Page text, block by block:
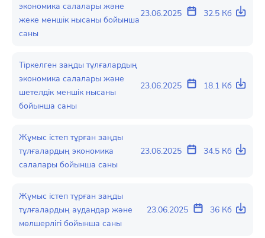
экономика салалары және
жеке меншік нысаны бойынша
саны
23.06.2025 32.5 Кб
Тіркелген заңды тұлғалардың
экономика салалары және
шетелдік меншік нысаны
бойынша саны
23.06.2025 18.1 Кб
Жұмыс істеп тұрған заңды
тұлғалардың экономика
салалары бойынша саны
23.06.2025 34.5 Кб
Жұмыс істеп тұрған заңды
тұлғалардың аудандар және
мөлшерлігі бойынша саны
23.06.2025 36 Кб